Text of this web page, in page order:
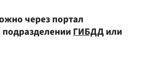
через портал
подразделенииГИБДДили